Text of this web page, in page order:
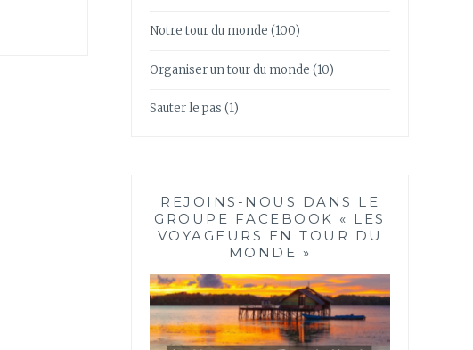
Notre tour du monde (100)
Organiser un tour du monde (10)
Sauter le pas (1)
REJOINS-NOUS DANS LE
GROUPE FACEBOOK « LES
VOYAGEURS EN TOUR DU
MONDE »